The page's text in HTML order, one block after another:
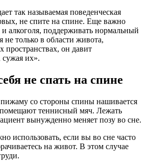
так называемая поведенческая
не спите на спине. Еще важно
и алкоголя, поддерживать нормальный
не только в области живота,
пространствах, он давит
их».
не спать на спине
со стороны спины нашивается
теннисный мяч. Лежать
вынужденно меняет позу во сне.
использовать, если вы во сне часто
на живот. В этом случае